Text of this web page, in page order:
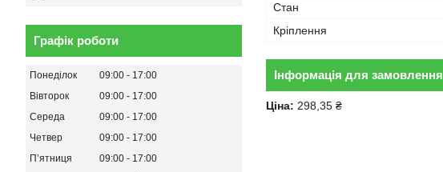
Стан
Кріплення
Інформація для замовлення
Ціна: 298,35 ₴
Графік роботи
Понеділок 09:00
17:00
Вівторок
09:00
17:00
Середа
09:00
17:00
Четвер
09:00
17:00
Пʼятниця
09:00
17:00